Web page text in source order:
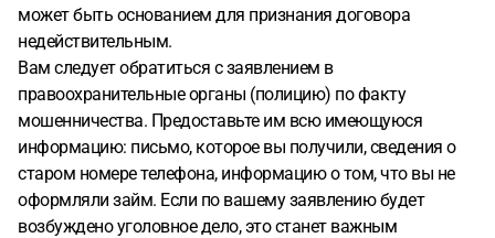
может быть основанием для признания договора
недействительным.
Вам следует обратиться с заявлением в
правоохранительные органы (полицию) по факту
мошенничества. Предоставьте им всю имеющуюся
информацию: письмо, которое вы получили, сведения о
старом номере телефона, информацию о том, что вы не
оформляли займ. Если по вашему заявлению будет
возбуждено уголовное дело, это станет важным